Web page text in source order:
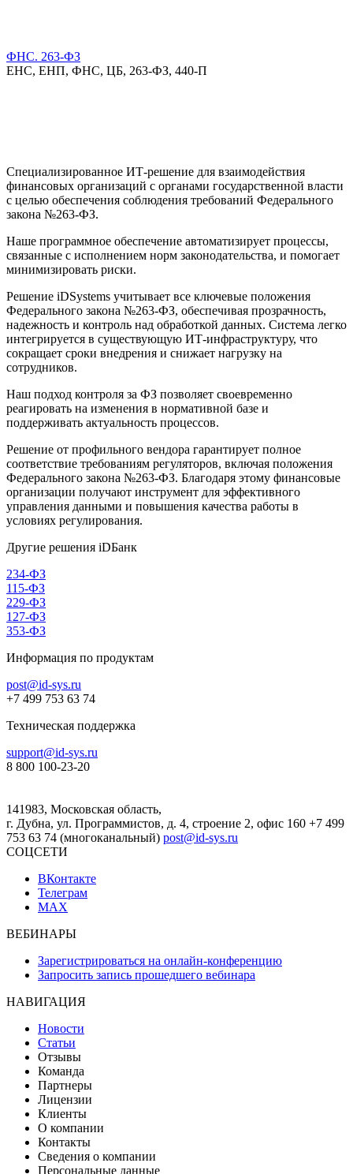
ФНС. 263-ФЗ
ЕНС, ЕНП, ФНС, ЦБ, 263-ФЗ, 440-П
Специализированное ИТ-решение для взаимодействия
финансовых организаций с органами государственной власти
с целью обеспечения соблюдения требований Федерального
закона №263-ФЗ.
Наше программное обеспечение автоматизирует процессы,
связанные с исполнением норм законодательства, и помогает
минимизировать риски.
Решение iDSystems учитывает все ключевые положения
Федерального закона №263-ФЗ, обеспечивая прозрачность,
надежность и контроль над обработкой данных. Система легко
интегрируется в существующую ИТ-инфраструктуру, что
сокращает сроки внедрения и снижает нагрузку на
сотрудников.
Наш подход контроля за ФЗ позволяет своевременно
реагировать на изменения в нормативной базе и
поддерживать актуальность процессов.
Решение от профильного вендора гарантирует полное
соответствие требованиям регуляторов, включая положения
Федерального закона №263-ФЗ. Благодаря этому финансовые
организации получают инструмент для эффективного
управления данными и повышения качества работы в
условиях регулирования.
Другие решения iDБанк
234-ФЗ
115-ФЗ
229-ФЗ
127-ФЗ
353-ФЗ
Информация по продуктам
post@id-sys.ru
+7 499 753 63 74
Техническая поддержка
support@id-sys.ru
8 800 100-23-20
141983, Московская область,
г. Дубна, ул. Программистов, д. 4, строение 2, офис 160 +7 499
753 63 74 (многоканальный) post@id-sys.ru
СОЦСЕТИ
ВКонтакте
Телеграм
MAX
ВЕБИНАРЫ
Зарегистрироваться на онлайн-конференцию
Запросить запись прошедшего вебинара
НАВИГАЦИЯ
Новости
Статьи
Отзывы
Команда
Партнеры
Лицензии
Клиенты
О компании
Контакты
Сведения о компании
Персональные данные